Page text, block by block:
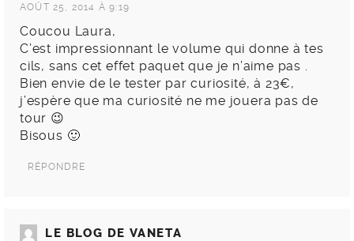
AOÛT 25, 2014 À 9:19
Coucou Laura,
C’est impressionnant le volume qui donne à tes
cils, sans cet effet paquet que je n’aime pas .
Bien envie de le tester par curiosité, à 23€,
j’espère que ma curiosité ne me jouera pas de
tour 😉
Bisous 🙂
RÉPONDRE
LE BLOG DE VANETA